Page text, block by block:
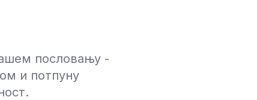
пословању -
и потпуну